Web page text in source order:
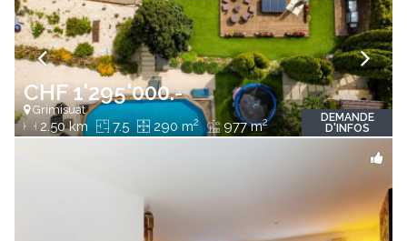
CHF 1'295'000.-
Grimisuat
2.50 km 7.5 290 m2 977 m2
DEMANDE
D'INFOS